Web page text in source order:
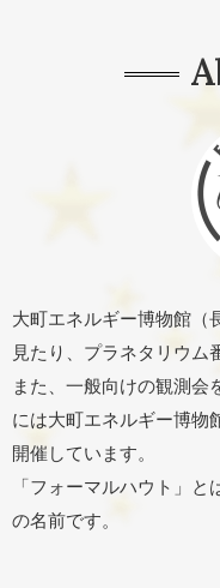
大町エネルギー博物館（
見たり、プラネタリウム
また、一般向けの観測会
には大町エネルギー博物
開催しています。
「フォーマルハウト」と
の名前です。